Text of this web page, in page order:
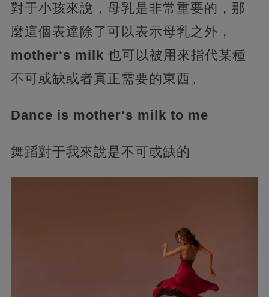
對于小孩來說，母乳是非常重要的，那
麼這個表達除了可以表示母乳之外，
mother‘s milk 也可以被用來指代某種
不可或缺或者真正需要的東西。
Dance is mother‘s milk to me
舞蹈對于我來說是不可或缺的